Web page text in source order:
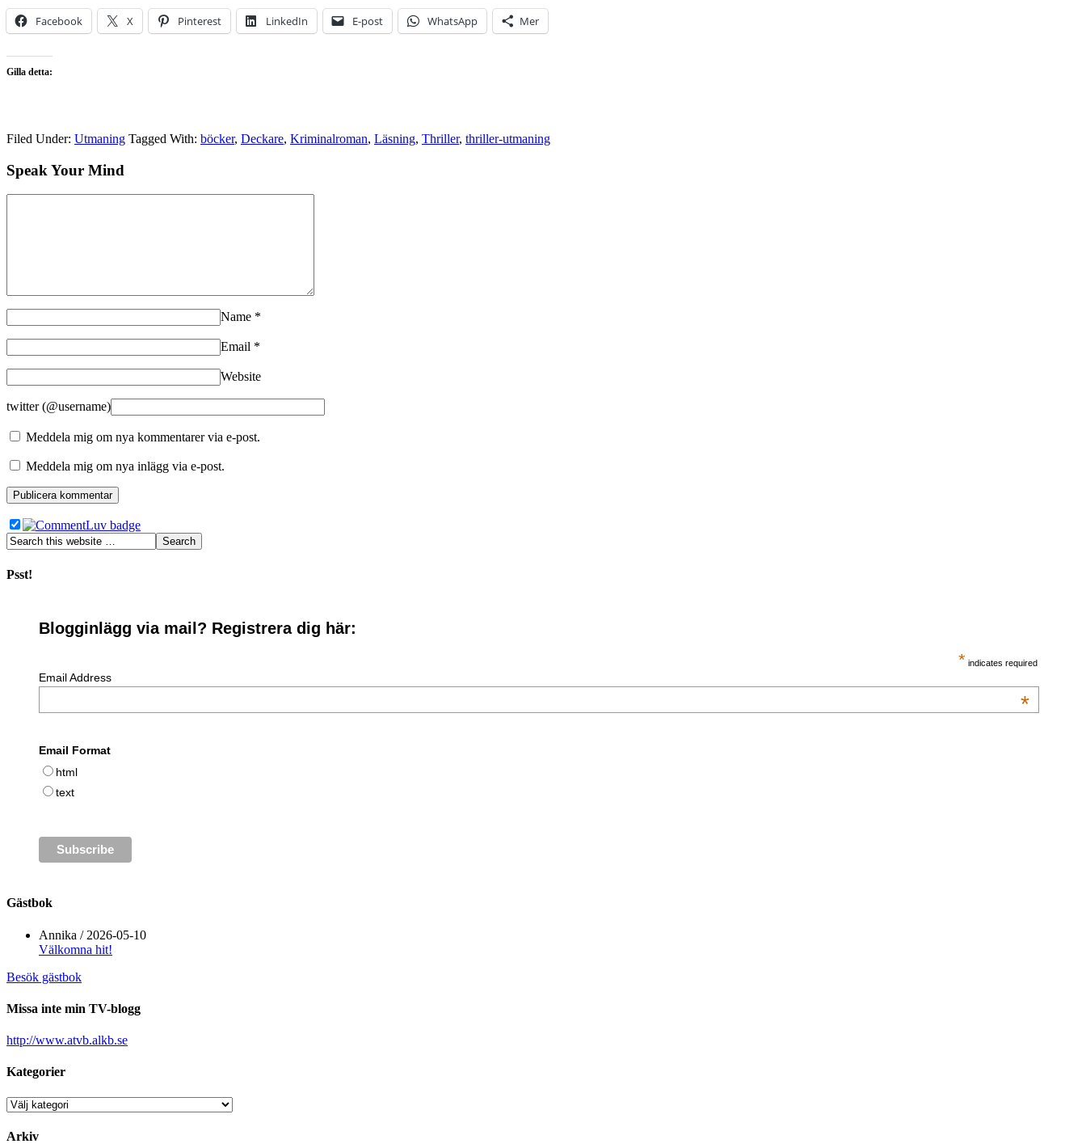
Facebook X Pinterest LinkedIn E-post WhatsApp Mer
Gilla detta:
Filed Under: Utmaning Tagged With: böcker, Deckare, Kriminalroman, Läsning, Thriller, thriller-utmaning
Speak Your Mind
Name *
Email *
Website
twitter (@username)
Meddela mig om nya kommentarer via e-post.
Meddela mig om nya inlägg via e-post.
Psst!
Blogginlägg via mail? Registrera dig här:
* indicates required
Email Address
*
Email Format
html
text
Gästbok
Annika / 2026-05-10
Välkomna hit!
Besök gästbok
Missa inte min TV-blogg
http://www.atvb.alkb.se
Kategorier
Kategorier
Arkiv